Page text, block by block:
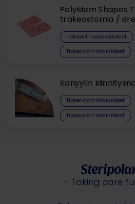
PolyMem Shapes
trakeostomia /
Hoitavat haavasidokset​
Trakeostomiatarvikkeet
Kanyylin
Trakeostomiatarvikkeet
Trakeostomiatarvikkeet
– Taking care